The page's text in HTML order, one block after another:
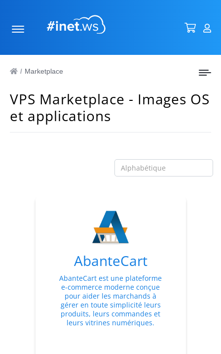
/ Marketplace
VPS Marketplace - Images OS
et applications
AbanteCart
AbanteCart est une plateforme
e-commerce moderne conçue
pour aider les marchands à
gérer en toute simplicité leurs
produits, leurs commandes et
leurs vitrines numériques.